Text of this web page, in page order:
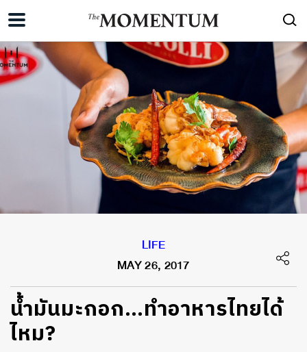
LIFE
MAY 26, 2017
น้ำมันมะกอก…ทำอาหารไทยได้
ไหม?